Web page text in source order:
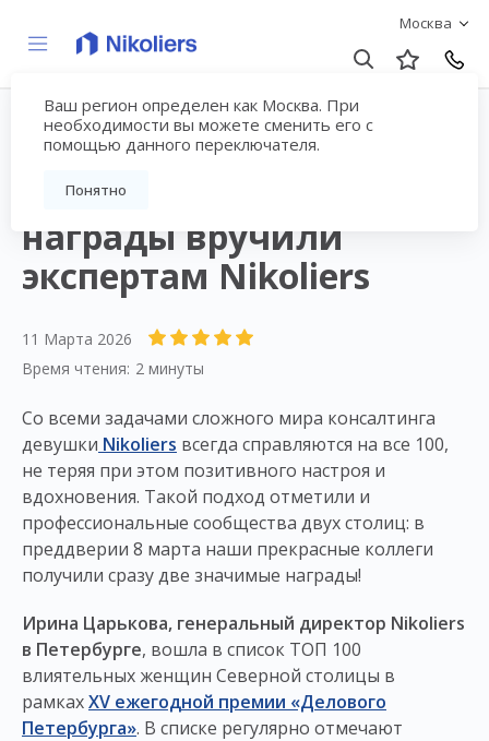
Москва
Ваш регион определен как Москва. При
необходимости вы можете сменить его с
помощью данного переключателя.
Понятно
Сразу две
профессиональные
награды вручили
экспертам Nikoliers
11 Марта 2026
Время чтения: 2 минуты
Со всеми задачами сложного мира консалтинга
девушки Nikoliers всегда справляются на все 100,
не теряя при этом позитивного настроя и
вдохновения. Такой подход отметили и
профессиональные сообщества двух столиц: в
преддверии 8 марта наши прекрасные коллеги
получили сразу две значимые награды!
Ирина Царькова, генеральный директор Nikoliers
в Петербурге, вошла в список ТОП 100
влиятельных женщин Северной столицы в
рамкахXV ежегодной премии «Делового
Петербурга». В списке регулярно отмечают